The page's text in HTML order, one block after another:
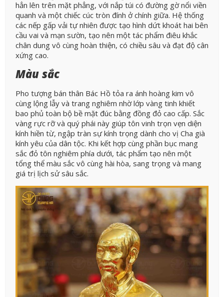
hẳn lên trên mặt phẳng, với nắp túi có đường gờ nổi viền
quanh và một chiếc cúc tròn đính ở chính giữa. Hệ thống
các nếp gấp vải tự nhiên được tạo hình dứt khoát hai bên
cầu vai và mạn sườn, tạo nên một tác phẩm điêu khắc
chân dung vô cùng hoàn thiện, có chiều sâu và đạt độ cân
xứng cao.
Màu sắc
Pho tượng bán thân Bác Hồ tỏa ra ánh hoàng kim vô
cùng lộng lẫy và trang nghiêm nhờ lớp vàng tinh khiết
bao phủ toàn bộ bề mặt đúc bằng đồng đỏ cao cấp. Sắc
vàng rực rỡ và quý phái này giúp tôn vinh trọn vẹn diện
kính hiền từ, ngập tràn sự kính trọng dành cho vị Cha già
kính yêu của dân tộc. Khi kết hợp cùng phần bục mang
sắc đỏ tôn nghiêm phía dưới, tác phẩm tạo nên một
tổng thể màu sắc vô cùng hài hòa, sang trọng và mang
giá trị lịch sử sâu sắc.